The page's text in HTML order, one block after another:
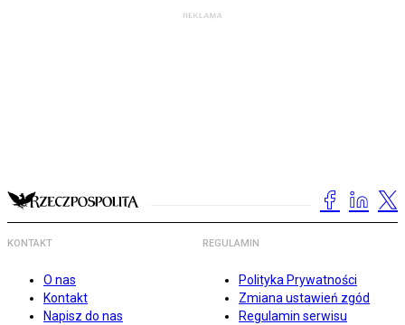
KONTAKT
O nas
Kontakt
Napisz do nas
REGULAMIN
Polityka Prywatności
Zmiana ustawień zgód
Regulamin serwisu